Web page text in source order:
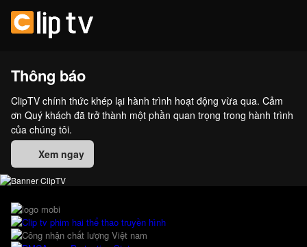
Thông báo
ClipTV chính thức khép lại hành trình hoạt động vừa qua. Cảm
ơn Quý khách đã trở thành một phần quan trọng trong hành trình
của chúng tôi.
Xem ngay